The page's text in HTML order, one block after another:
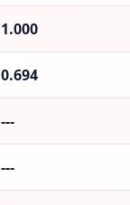
1.000
0.694
---
---